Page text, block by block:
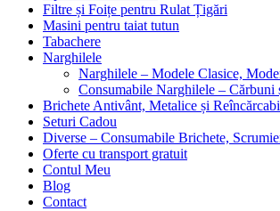
Filtre și Foițe pentru Rulat Țigări
Masini pentru taiat tutun
Tabachere
Narghilele
Narghilele – Modele Clasice,
Consumabile Narghilele – Cărbuni
Brichete Antivânt, Metalice și
Seturi Cadou
Diverse – Consumabile Brichete,
Oferte cu transport gratuit
Contul Meu
Blog
Contact